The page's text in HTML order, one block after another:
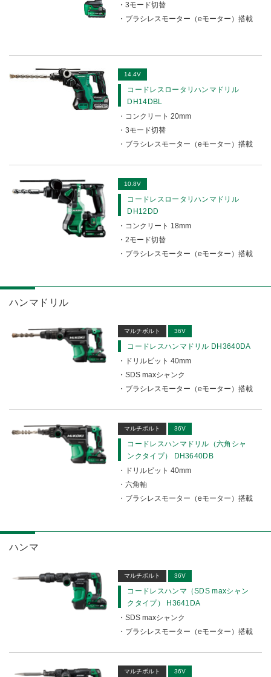
3モード切替
ブラシレスモーター（eモーター）搭載
14.4V
コードレスロータリハンマドリル
DH14DBL
コンクリート 20mm
3モード切替
ブラシレスモーター（eモーター）搭載
10.8V
コードレスロータリハンマドリル
DH12DD
コンクリート 18mm
2モード切替
ブラシレスモーター（eモーター）搭載
ハンマドリル
マルチボルト 36V
コードレスハンマドリル DH3640DA
ドリルビット 40mm
SDS maxシャンク
ブラシレスモーター（eモーター）搭載
マルチボルト 36V
コードレスハンマドリル（六角シャ
ンクタイプ） DH3640DB
ドリルビット 40mm
六角軸
ブラシレスモーター（eモーター）搭載
ハンマ
マルチボルト 36V
コードレスハンマ（SDS maxシャン
クタイプ） H3641DA
SDS maxシャンク
ブラシレスモーター（eモーター）搭載
マルチボルト 36V